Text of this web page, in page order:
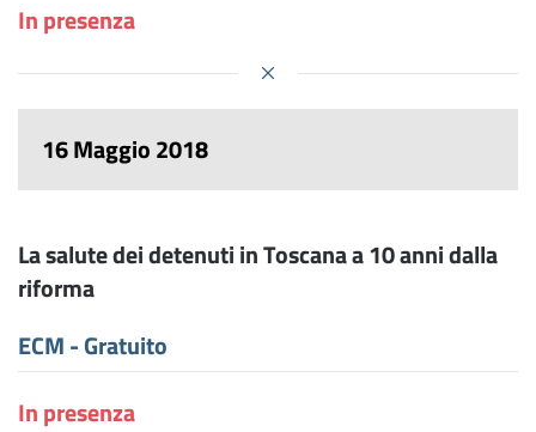
In presenza
16 Maggio 2018
La salute dei detenuti in Toscana a 10 anni dalla
riforma
ECM - Gratuito
In presenza